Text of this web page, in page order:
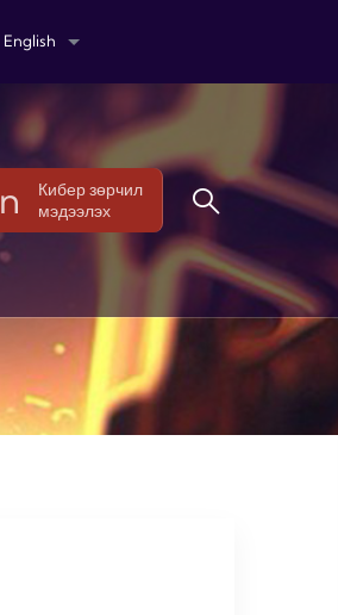
English List additional actions
Кибер зөрчил
мэдээлэх